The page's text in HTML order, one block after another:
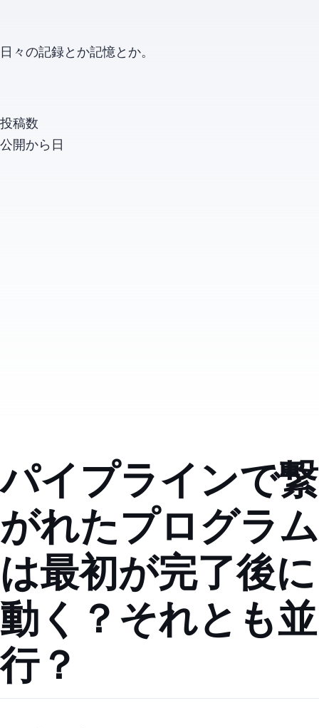
日々の記録とか記憶とか。
投稿数
公開から 日
パイプラインで繋
がれたプログラム
は最初が完了後に
動く？それとも並
行？